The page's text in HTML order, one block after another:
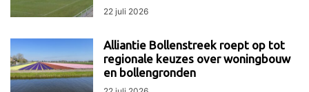
22 juli 2026
Alliantie Bollenstreek roept op tot
regionale keuzes over woningbouw
en bollengronden